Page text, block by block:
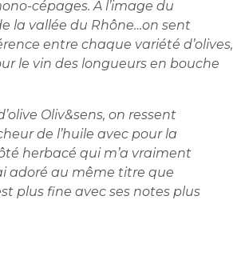
cépages. A l’image du
la vallée du Rhône…on sent
entre chaque variété d’olives,
le vin des longueurs en bouche
Oliv&sens, on ressent
de l’huile avec pour la
herbacé qui m’a vraiment
adoré au même titre que
plus fine avec ses notes plus